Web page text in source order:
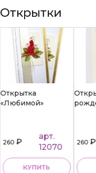
Открытки
Открытка
«Любимой»
260₽
арт.
12070
КУПИТЬ
260₽